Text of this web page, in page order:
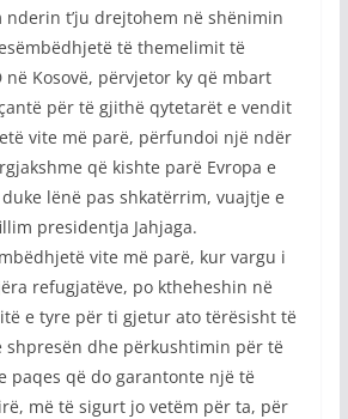
nderin t’ju drejtohem në shënimin
të themelimit të
në Kosovë, përvjetor ky që mbart
për të gjithë qytetarët e vendit
vite më parë, përfundoi një ndër
që kishte parë Evropa e
lënë pas shkatërrim, vuajtje e
presidentja Jahjaga.
vite më parë, kur vargu i
refugjatëve, po ktheheshin në
e tyre për ti gjetur ato tërësisht të
shpresën dhe përkushtimin për të
paqes që do garantonte një të
më të sigurt jo vetëm për ta, për